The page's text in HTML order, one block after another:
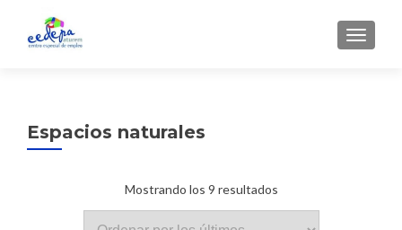
Espacios naturales
Mostrando los 9 resultadosOrdenado